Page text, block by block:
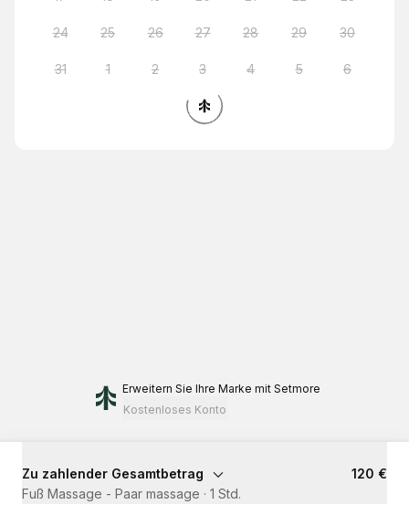
24 25 26 27 28 29 30
31 1 2 3 4 5 6
Erweitern Sie Ihre Marke mit Setmore
Kostenloses Konto
Zu zahlender Gesamtbetrag
120 €
Fuß Massage - Paar massage · 1 Std.